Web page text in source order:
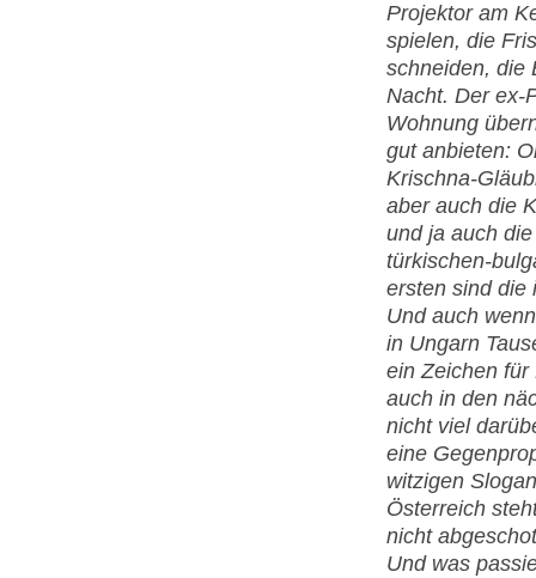
Projektor am
spielen, die
schneiden, die
Nacht. Der ex-
Wohnung
gut anbieten:
Krischna-
aber auch die
und ja auch
türkischen-
ersten sind die
Und auch
in Ungarn
ein Zeichen für
auch in den
nicht viel
eine
witzigen
Österreich
nicht
Und was